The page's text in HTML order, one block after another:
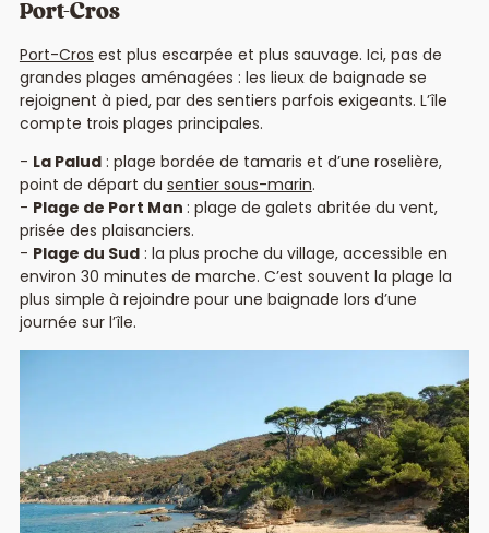
Port-Cros
Port-Cros est plus escarpée et plus sauvage. Ici, pas de
grandes plages aménagées : les lieux de baignade se
rejoignent à pied, par des sentiers parfois exigeants. L’île
compte trois plages principales.
La Palud: plage bordée de tamaris et d’une roselière,
point de départ du sentier sous-marin.
Plage de Port Man : plage de galets abritée du vent,
prisée des plaisanciers.
Plage du Sud: la plus proche du village, accessible en
environ 30 minutes de marche. C’est souvent la plage la
plus simple à rejoindre pour une baignade lors d’une
journée sur l’île.